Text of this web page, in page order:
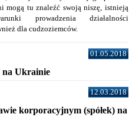
mogą tu znaleźć swoją niszę, istnieją
prowadzenia działalności
dla cudzoziemców.
01.05.2018
na Ukrainie
12.03.2018
korporacyjnym (spółek) na